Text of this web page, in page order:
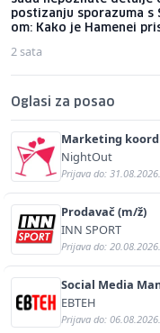
postizanju sporazuma s
om: Kako je Hamenei
2 sata
Oglasi za posao
Marketing
NightOut
Prijava do:
Prodavač (m/ž)
INN SPORT
Prijava do:
Social Media
EBTEH
Prijava do: